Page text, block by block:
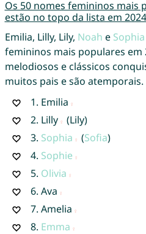
Os 50 nomes femininos mais
estão no topo da lista em 2024
Emilia, Lilly, Lily, Noah e Sophia
femininos mais populares em
melodiosos e clássicos
muitos pais e são atemporais.
1. Emilia
2. Lilly
(Lily)
3. Sophia (Sofia)
4. Sophie
5. Olivia
6. Ava
7. Amelia
8. Emma